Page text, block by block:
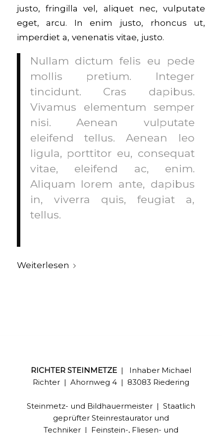
justo, fringilla vel, aliquet nec, vulputate
eget, arcu. In enim justo, rhoncus ut,
imperdiet a, venenatis vitae, justo.
Nullam dictum felis eu pede
mollis pretium. Integer
tincidunt. Cras dapibus.
Vivamus elementum semper
nisi. Aenean vulputate
eleifend tellus. Aenean leo
ligula, porttitor eu, consequat
vitae, eleifend ac, enim.
Aliquam lorem ante, dapibus
in, viverra quis, feugiat a,
tellus.
Weiterlesen
RICHTER STEINMETZE| Inhaber Michael
Richter | Ahornweg 4 | 83083 Riedering
Steinmetz- und Bildhauermeister | Staatlich
geprüfter Steinrestaurator und
Techniker | Feinstein-, Fliesen- und